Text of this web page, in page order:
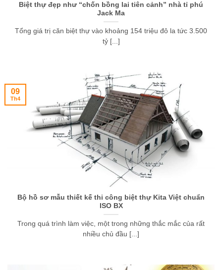
Biệt thự đẹp như “chốn bồng lai tiên cảnh” nhà tỉ phú
Jack Ma
Tổng giá trị căn biệt thự vào khoảng 154 triệu đô la tức 3.500
tỷ [...]
Bộ hồ sơ mẫu thiết kế thi công biệt thự Kita Việt chuẩn
ISO BX
Trong quá trình làm việc, một trong những thắc mắc của rất
nhiều chủ đầu [...]
09
Th4